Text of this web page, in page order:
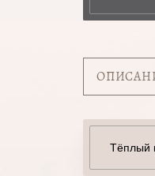
Тёплый